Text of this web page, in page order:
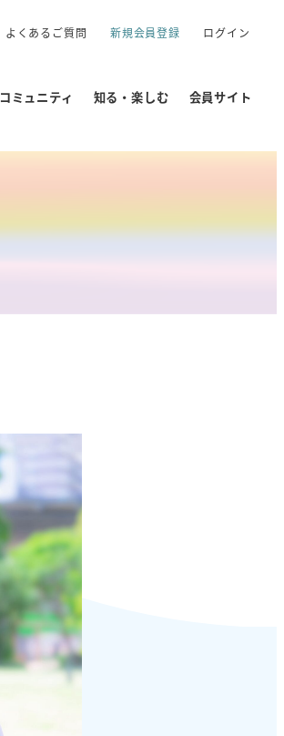
よくあるご質問 新規会員登録 ログイン
コミュニティ 知る・楽しむ 会員サイト